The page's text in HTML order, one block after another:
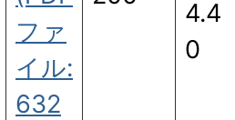
ファ
イル:
632
4.4
0